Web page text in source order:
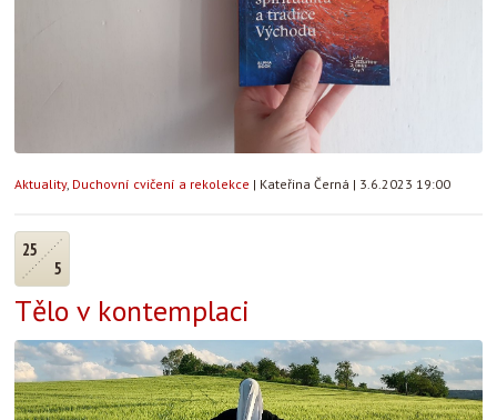
Aktuality, Duchovní cvičení a rekolekce | Kateřina Černá | 3.6.2023 19:00
25
5
Tělo v kontemplaci